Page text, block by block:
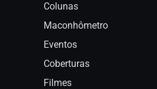
Colunas
Maconhômetro
Eventos
Coberturas
Filmes